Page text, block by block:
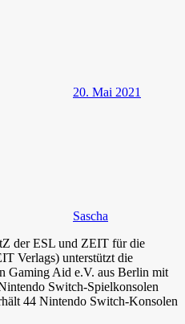
20. Mai 2021
Sascha
der ESL und ZEIT für die
Verlags) unterstützt die
Gaming Aid e.V. aus Berlin mit
Switch-Spielkonsolen
44 Nintendo Switch-Konsolen